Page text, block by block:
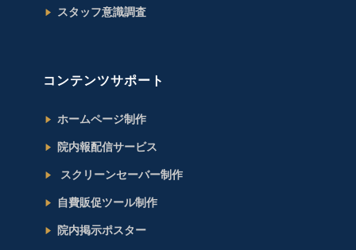
スタッフ意識調査
コンテンツサポート
ホームページ制作
院内報配信サービス
スクリーンセーバー制作
自費販促ツール制作
院内掲示ポスター